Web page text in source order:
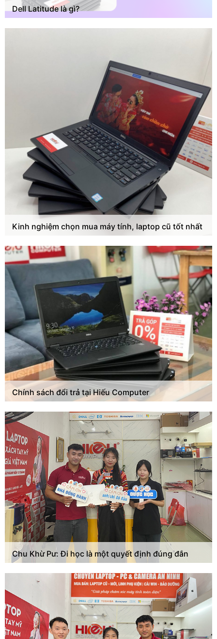
Dell Latitude là gì?
Kinh nghiệm chọn mua máy tính, laptop cũ tốt nhất
Chính sách đổi trả tại Hiếu Computer
Chu Khừ Pư: Đi học là một quyết định đúng đắn